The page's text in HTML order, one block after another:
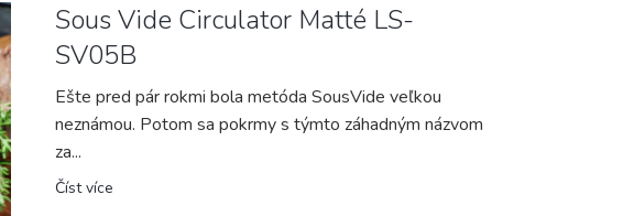
Sous Vide Circulator Matté LS-
SV05B
Ešte pred pár rokmi bola metóda SousVide veľkou
neznámou. Potom sa pokrmy s týmto záhadným názvom
za...
Číst více